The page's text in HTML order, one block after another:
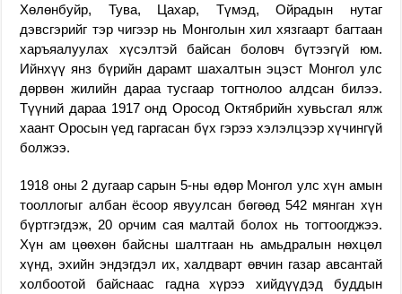
Хөлөнбуйр, Тува, Цахар, Түмэд, Ойрадын нутаг
дэвсгэрийг тэр чигээр нь Монголын хил хязгаарт багтаан
харъяалуулах хүсэлтэй байсан боловч бүтээгүй юм.
Ийнхүү янз бүрийн дарамт шахалтын эцэст Монгол улс
дөрвөн жилийн дараа тусгаар тогтнолоо алдсан билээ.
Түүний дараа 1917 онд Оросод Октябрийн хувьсгал ялж
хаант Оросын үед гаргасан бүх гэрээ хэлэлцээр хүчингүй
болжээ.
1918 оны 2 дугаар сарын 5-ны өдөр Монгол улс хүн амын
тооллогыг албан ёсоор явуулсан бөгөөд 542 мянган хүн
бүртгэгдэж, 20 орчим сая малтай болох нь тогтоогджээ.
Хүн ам цөөхөн байсны шалтгаан нь амьдралын нөхцөл
хүнд, эхийн эндэгдэл их, халдварт өвчин газар авсантай
холбоотой байснаас гадна хүрээ хийдүүдэд буддын